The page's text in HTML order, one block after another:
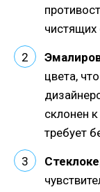
чистящих
цвета,
склонен
требует